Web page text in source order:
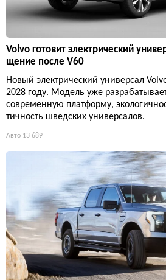
Volvo готовит электрический
щение после V60
Новый электрический универсал
2028 году. Модель уже
современную платформу,
тичность шведских универсалов.
Авто 13 689